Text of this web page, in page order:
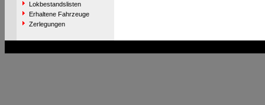
Lokbestandslisten
Erhaltene Fahrzeuge
Zerlegungen